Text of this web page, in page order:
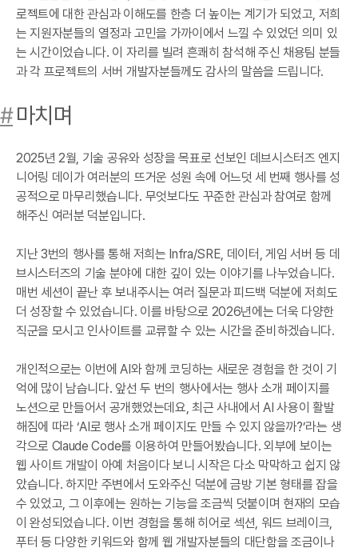
로젝트에 대한 관심과 이해도를 한층 더 높이는 계기가 되었고, 저희
는 지원자분들의 열정과 고민을 가까이에서 느낄 수 있었던 의미 있
는 시간이었습니다. 이 자리를 빌려 흔쾌히 참석해 주신 채용팀 분들
과 각 프로젝트의 서버 개발자분들께도 감사의 말씀을 드립니다.
#마치며
2025년 2월, 기술 공유와 성장을 목표로 선보인 데브시스터즈 엔지
니어링 데이가 여러분의 뜨거운 성원 속에 어느덧 세 번째 행사를 성
공적으로 마무리했습니다. 무엇보다도 꾸준한 관심과 참여로 함께
해주신 여러분 덕분입니다.
지난 3번의 행사를 통해 저희는 Infra/SRE, 데이터, 게임 서버 등 데
브시스터즈의 기술 분야에 대한 깊이 있는 이야기를 나누었습니다.
매번 세션이 끝난 후 보내주시는 여러 질문과 피드백 덕분에 저희도
더 성장할 수 있었습니다. 이를 바탕으로 2026년에는 더욱 다양한
직군을 모시고 인사이트를 교류할 수 있는 시간을 준비하겠습니다.
개인적으로는 이번에 AI와 함께 코딩하는 새로운 경험을 한 것이 기
억에 많이 남습니다. 앞선 두 번의 행사에서는 행사 소개 페이지를
노션으로 만들어서 공개했었는데요, 최근 사내에서 AI 사용이 활발
해짐에 따라 ‘AI로 행사 소개 페이지도 만들 수 있지 않을까?’라는 생
각으로 Claude Code를 이용하여 만들어봤습니다. 외부에 보이는
웹 사이트 개발이 아예 처음이다 보니 시작은 다소 막막하고 쉽지 않
았습니다. 하지만 주변에서 도와주신 덕분에 금방 기본 형태를 잡을
수 있었고, 그 이후에는 원하는 기능을 조금씩 덧붙이며 현재의 모습
이 완성되었습니다. 이번 경험을 통해 히어로 섹션, 워드 브레이크,
푸터 등 다양한 키워드와 함께 웹 개발자분들의 대단함을 조금이나